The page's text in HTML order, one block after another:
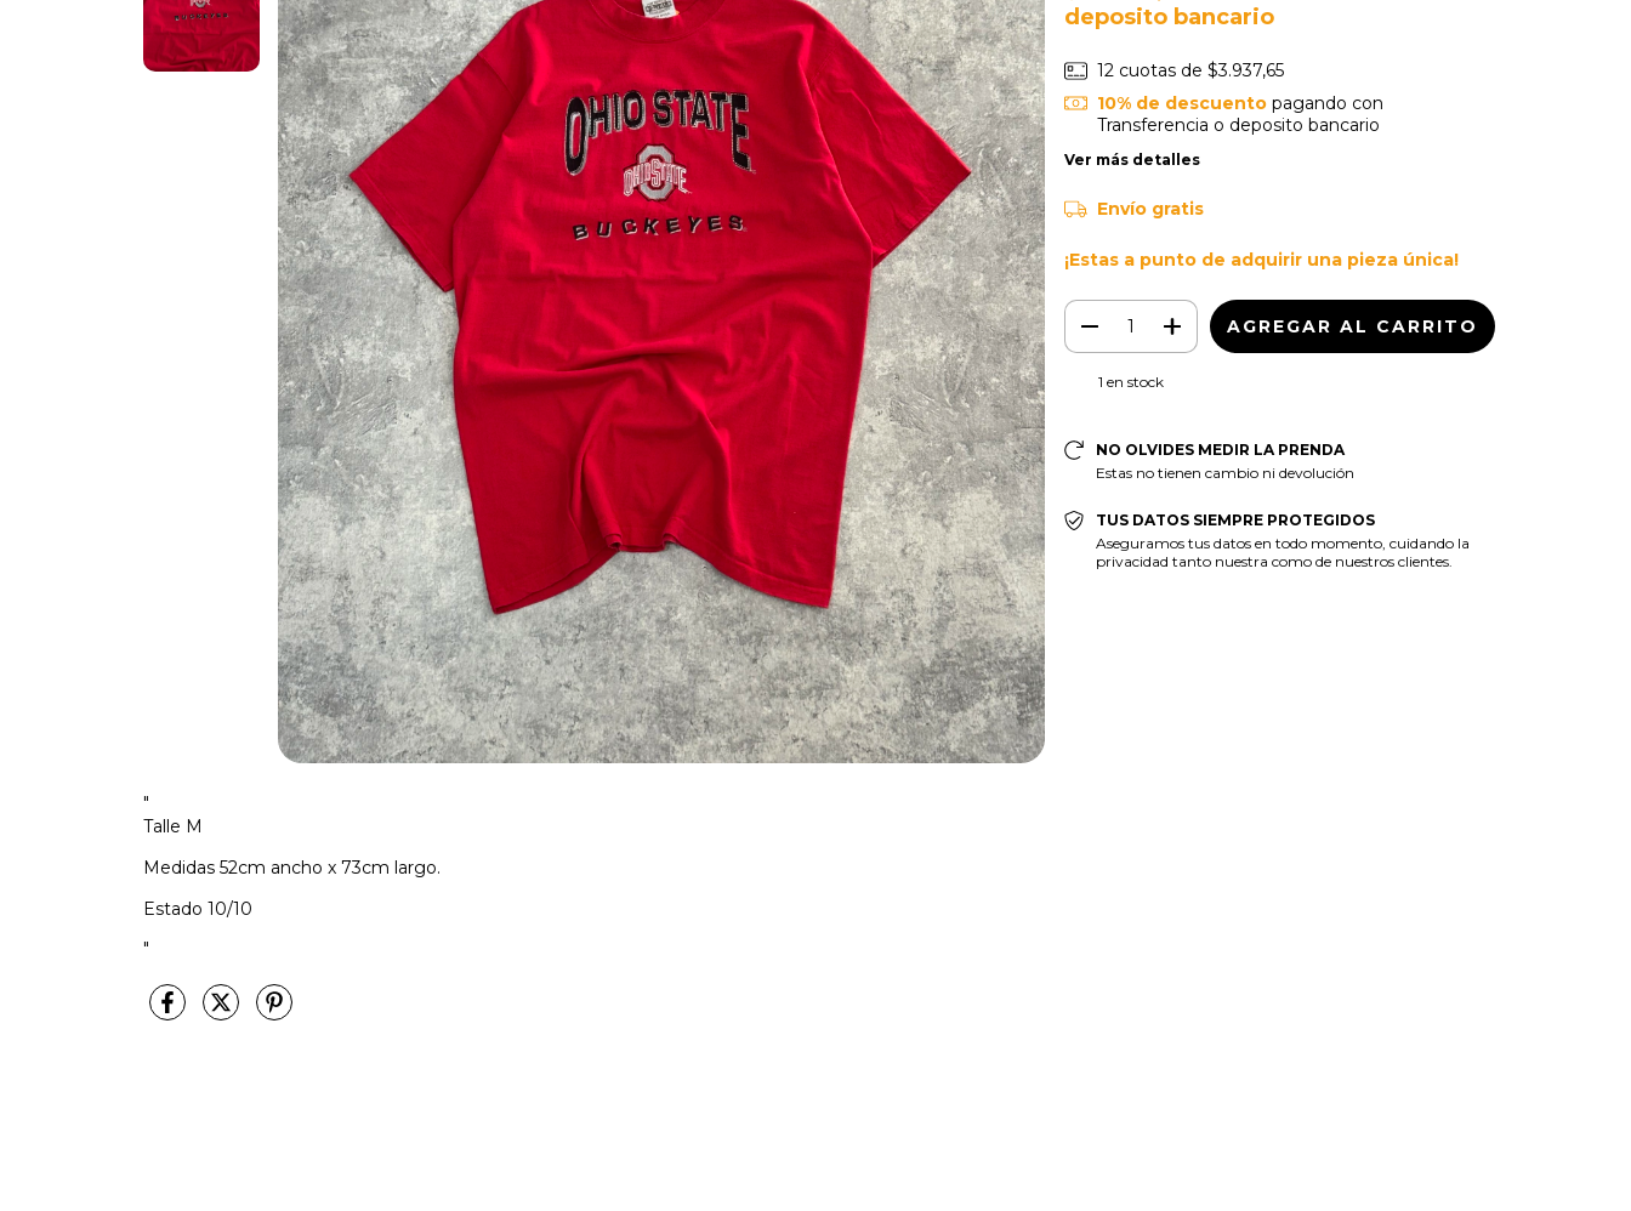
"
Talle M
Medidas 52cm ancho x 73cm largo.
Estado 10/10
"
deposito bancario
12 cuotas de $3.937,65
10% de descuentopagando con
Transferencia o deposito bancario
Ver más detalles
Envío gratis
¡Estas a punto de adquirir una pieza única!
1 en stock
NO OLVIDES MEDIR LA PRENDA
Estas no tienen cambio ni devolución
TUS DATOS SIEMPRE PROTEGIDOS
Aseguramos tus datos en todo momento, cuidando la
privacidad tanto nuestra como de nuestros clientes.